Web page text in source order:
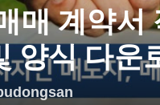
매 계약서
양식 다운